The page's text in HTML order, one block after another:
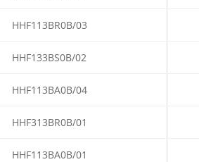
HHF113BR0B/03
HHF133BS0B/02
HHF113BA0B/04
HHF313BR0B/01
HHF113BA0B/01